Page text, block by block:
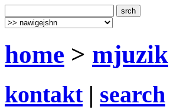
home > mjuzik
kontakt| search